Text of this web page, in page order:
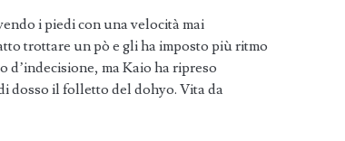
i piedi con una velocità mai
trottare un pò e gli ha imposto più ritmo
ma Kaio ha ripreso
dosso il folletto del dohyo. Vita da